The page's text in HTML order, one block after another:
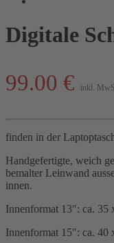
Digitale
99.00 €
inkl.
finden in der
Handgefertigte, weich
bemalter Leinwand
innen.
Innenformat 13″: ca. 35
Innenformat 15″: ca. 40